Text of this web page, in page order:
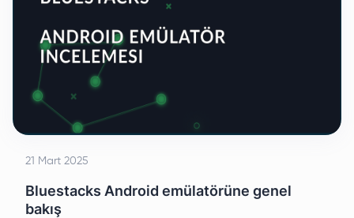
21 Mart 2025
Bluestacks Android emülatörüne genel
bakış